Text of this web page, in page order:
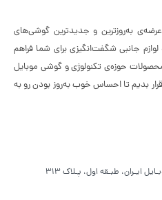
به‌روزترین و جدیدترین گوشی‌های
جانبی شگفت‌انگیزی برای شما فراهم
حوزه‌ی تکنولوژی و گوشی موبایل
بدیم تا احساس خوب به‌روز بودن رو به
ایـران، طبـقه اول، پـلاک ۳۱۳